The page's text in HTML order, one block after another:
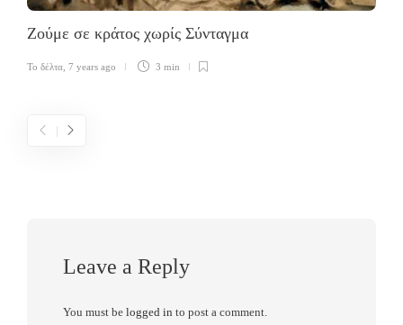
Ζούμε σε κράτος χωρίς Σύνταγμα
Το δέλτα 7 years ago 3 min
Leave a Reply
You must be logged in to post a comment.